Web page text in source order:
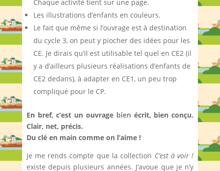
Chaque activité tient sur une page.
Les illustrations d’enfants en couleurs.
Le fait que même si l’ouvrage est à destination
du cycle 3, on peut y piocher des idées pour les
CE. Je dirais qu’il est utilisable tel quel en CE2 (il
y a d’ailleurs plusieurs réalisations d’enfants de
CE2 dedans), à adapter en CE1, un peu trop
compliqué pour le CP.
En bref, c’est un ouvrage bien écrit, bien conçu.
Clair, net, précis.
Du clé en main comme on l’aime !
Je me rends compte que la collection C’est à voir !
existe depuis plusieurs années. J’avoue que je n’y